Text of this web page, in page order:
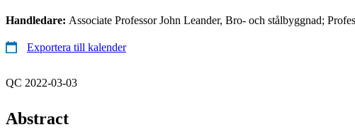
Handledare: Associate Professor John Leander, Bro- och stålbyggnad;
Exportera till kalender
QC 2022-03-03
Abstract